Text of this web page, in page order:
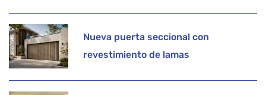
Nueva puerta seccional con
revestimiento de lamas